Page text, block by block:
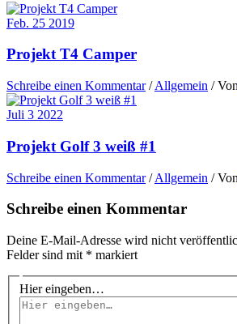
Feb. 25 2019
Projekt T4 Camper
Schreibe einen Kommentar /Allgemein / Von
Juli 3 2022
Projekt Golf 3 weiß #1
Schreibe einen Kommentar /Allgemein / Von
Schreibe einen Kommentar
Deine E-Mail-Adresse wird nicht
Felder sind mit * markiert
Hier eingeben…